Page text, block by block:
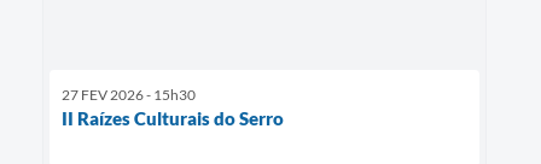
27 FEV 2026 - 15h30
II Raízes Culturais do Serro